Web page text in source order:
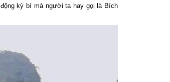
kỳ bí mà người ta hay gọi là Bích